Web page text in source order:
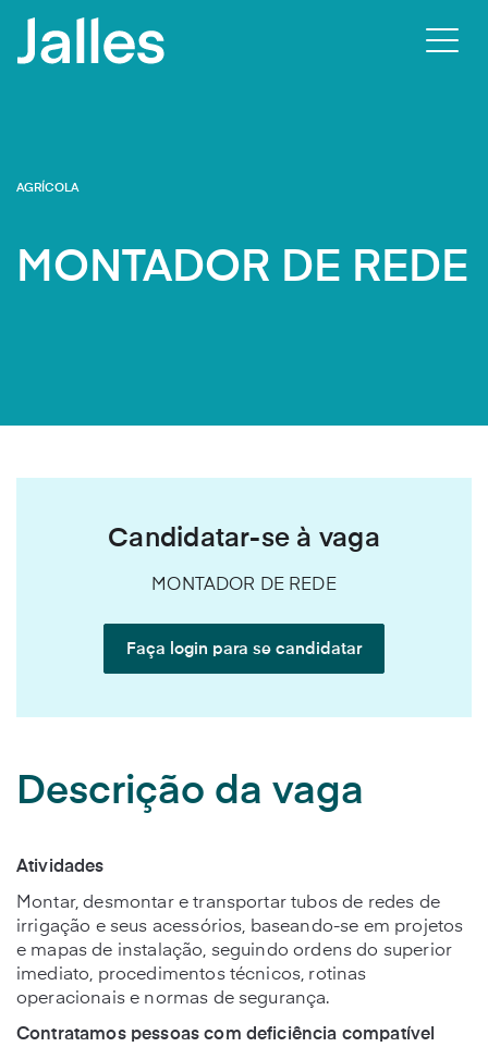
AGRÍCOLA
MONTADOR DE REDE
Candidatar-se à vaga
MONTADOR DE REDE
Faça login para se candidatar
Descrição da vaga
Atividades
Montar, desmontar e transportar tubos de redes de
irrigação e seus acessórios, baseando-se em projetos
e mapas de instalação, seguindo ordens do superior
imediato, procedimentos técnicos, rotinas
operacionais e normas de segurança.
Contratamos pessoas com deficiência compatível